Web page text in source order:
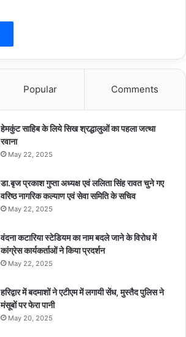
Popular Comments
हेमकुंट साहिब के लिये सिख श्रद्धालुओं का पहला जत्था
रवाना
May 22, 2025
डा.बृज प्रकाश गुप्ता अध्यक्ष एवं ललिता सिंह रावत चुने गए
वरिष्ठ नागरिक कल्याण एवं सेवा समिति के सचिव
May 22, 2025
वंदना कटारिया स्टेडियम का नाम बदले जाने के विरोध में
कांग्रेस कार्यकर्ताओं ने किया प्रदर्शन
May 22, 2025
हरिद्वार में बदमाशों ने एटीएम में लगायी सेंध, मुस्तैद पुलिस ने
मंसूबों पर फेरा पानी
May 20, 2025